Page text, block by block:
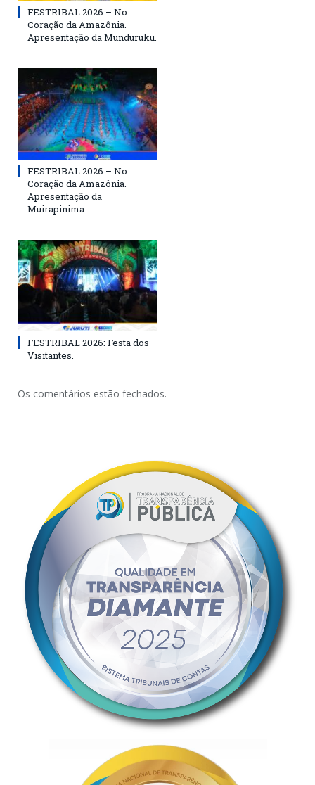
FESTRIBAL 2026 – No
Coração da Amazônia.
Apresentação da Munduruku.
FESTRIBAL 2026 – No
Coração da Amazônia.
Apresentação da
Muirapinima.
FESTRIBAL 2026: Festa dos
Visitantes.
Os comentários estão fechados.